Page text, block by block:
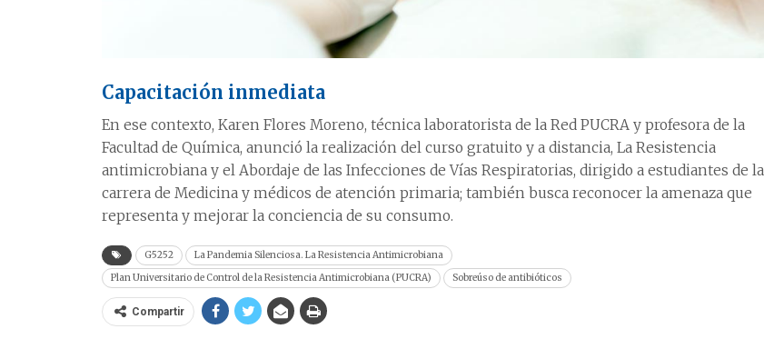
Capacitación inmediata
En ese contexto, Karen Flores Moreno, técnica laboratorista de la Red PUCRA y profesora de la
Facultad de Química, anunció la realización del curso gratuito y a distancia, La Resistencia
antimicrobiana y el Abordaje de las Infecciones de Vías Respiratorias, dirigido a estudiantes de la
carrera de Medicina y médicos de atención primaria; también busca reconocer la amenaza que
representa y mejorar la conciencia de su consumo.
G5252
La Pandemia Silenciosa. La Resistencia Antimicrobiana
Plan Universitario de Control de la Resistencia Antimicrobiana (PUCRA)
Sobreúso de antibióticos
Compartir